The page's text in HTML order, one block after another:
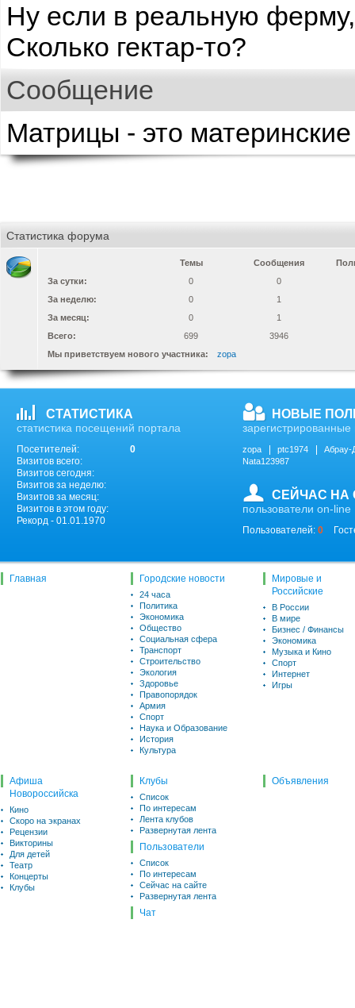
Ну если в реальную
Сколько гектар-то?
Сообщение
Матрицы - это
Статистика форума
Темы Сообщения
За сутки:
0
0
За неделю:
0
1
За месяц:
0
1
Всего:
699
3946
Мы приветствуем нового участника:
zopa
СТАТИСТИКА
статистика посещений портала
Посетителей:
0
Визитов всего:
Визитов сегодня:
Визитов за неделю:
Визитов за месяц:
Визитов в этом году:
Рекорд - 01.01.1970
НОВЫЕ
зарегистрированные
zopa ptc1974
Абрау-
Nata123987
СЕЙЧАС НА
пользователи on-line
Пользователей: 0
Главная Городские новости
24 часа
Политика
Экономика
Общество
Социальная сфера
Транспорт
Строительство
Экология
Здоровье
Правопорядок
Армия
Спорт
Наука и Образование
История
Культура
Мировые и
Российские
В России
В мире
Бизнес / Финансы
Экономика
Музыка и Кино
Спорт
Интернет
Игры
Афиша
Новороссийска
Кино
Скоро на экранах
Рецензии
Викторины
Для детей
Театр
Концерты
Клубы
Клубы
Список
По интересам
Лента клубов
Развернутая лента
Пользователи
Список
По интересам
Сейчас на сайте
Развернутая лента
Чат
Объявления